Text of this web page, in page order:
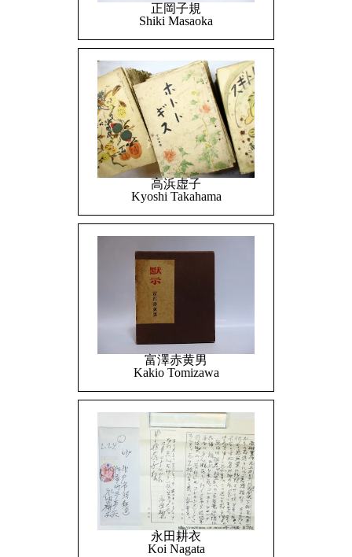
正岡子規
Shiki Masaoka
高浜虚子
Kyoshi Takahama
富澤赤黄男
Kakio Tomizawa
永田耕衣
Koi Nagata